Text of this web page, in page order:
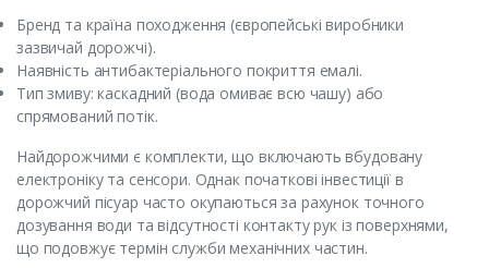
Бренд та країна походження (європейські виробники
зазвичай дорожчі).
Наявність антибактеріального покриття емалі.
Тип змиву: каскадний (вода омиває всю чашу) або
спрямований потік.
Найдорожчими є комплекти, що включають вбудовану
електроніку та сенсори. Однак початкові інвестиції в
дорожчий пісуар часто окупаються за рахунок точного
дозування води та відсутності контакту рук із поверхнями,
що подовжує термін служби механічних частин.